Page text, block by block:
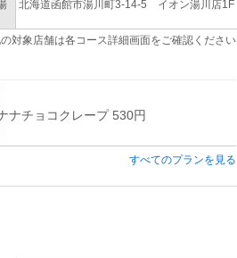
北海道函館市湯川町3-14-5 イオン湯川店1F
対象店舗は各コース詳細画面をご確認ください
ナチョコクレープ 530円
すべてのプランを見る